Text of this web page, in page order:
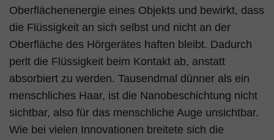
Oberflächenenergie eines Objekts und bewirkt, dass
die Flüssigkeit an sich selbst und nicht an der
Oberfläche des Hörgerätes haften bleibt. Dadurch
perlt die Flüssigkeit beim Kontakt ab, anstatt
absorbiert zu werden. Tausendmal dünner als ein
menschliches Haar, ist die Nanobeschichtung nicht
sichtbar, also für das menschliche Auge unsichtbar.
Wie bei vielen Innovationen breitete sich die